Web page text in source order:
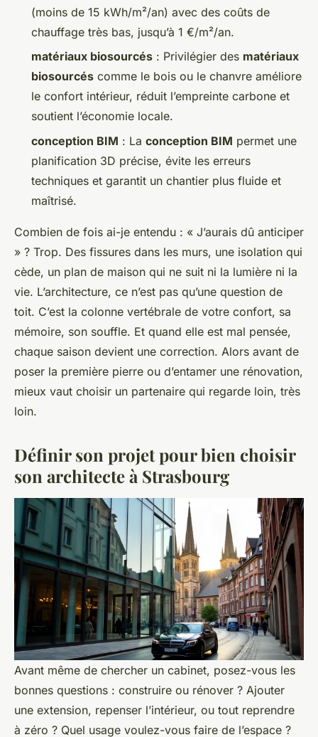
(moins de 15 kWh/m²/an) avec des coûts de
chauffage très bas, jusqu’à 1 €/m²/an.
matériaux biosourcés : Privilégier des matériaux
biosourcés comme le bois ou le chanvre améliore
le confort intérieur, réduit l’empreinte carbone et
soutient l’économie locale.
conception BIM : La conception BIM permet une
planification 3D précise, évite les erreurs
techniques et garantit un chantier plus fluide et
maîtrisé.
Combien de fois ai-je entendu : « J’aurais dû anticiper
» ? Trop. Des fissures dans les murs, une isolation qui
cède, un plan de maison qui ne suit ni la lumière ni la
vie. L’architecture, ce n’est pas qu’une question de
toit. C’est la colonne vertébrale de votre confort, sa
mémoire, son souffle. Et quand elle est mal pensée,
chaque saison devient une correction. Alors avant de
poser la première pierre ou d’entamer une rénovation,
mieux vaut choisir un partenaire qui regarde loin, très
loin.
Définir son projet pour bien choisir
son architecte à Strasbourg
Avant même de chercher un cabinet, posez-vous les
bonnes questions : construire ou rénover ? Ajouter
une extension, repenser l’intérieur, ou tout reprendre
à zéro ? Quel usage voulez-vous faire de l’espace ?